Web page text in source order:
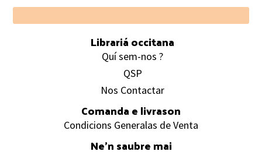
Footer
Librariá occitana
Quí sem-nos ?
QSP
Nos Contactar
Comanda e livrason
Condicions Generalas de Venta
Ne’n saubre mai